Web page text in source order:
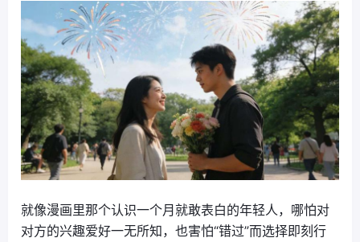
就像漫画里那个认识一个月就敢表白的年轻人，哪怕对
对方的兴趣爱好一无所知，也害怕“错过”而选择即刻行